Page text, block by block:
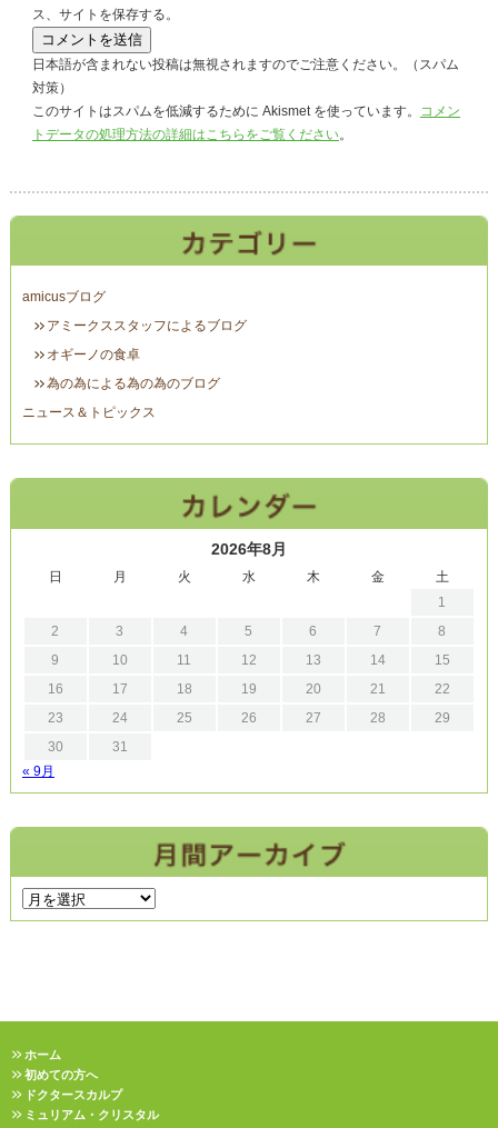
ス、サイトを保存する。
日本語が含まれない投稿は無視されますのでご注意ください。（スパム
対策）
このサイトはスパムを低減するために Akismet を使っています。 コメン
トデータの処理方法の詳細はこちらをご覧ください。
amicusブログ
アミークススタッフによるブログ
オギーノの食卓
為の為による為の為のブログ
ニュース＆トピックス
2026年8月
日 月 火 水 木 金
土
1
2
3 4 5 6 7
8
9
10 11 12 13 14
15
16
17 18 19 20 21
22
23
24 25 26 27 28
29
30
31
« 9月
ホーム
初めての方へ
ドクタースカルプ
ミュリアム・クリスタル